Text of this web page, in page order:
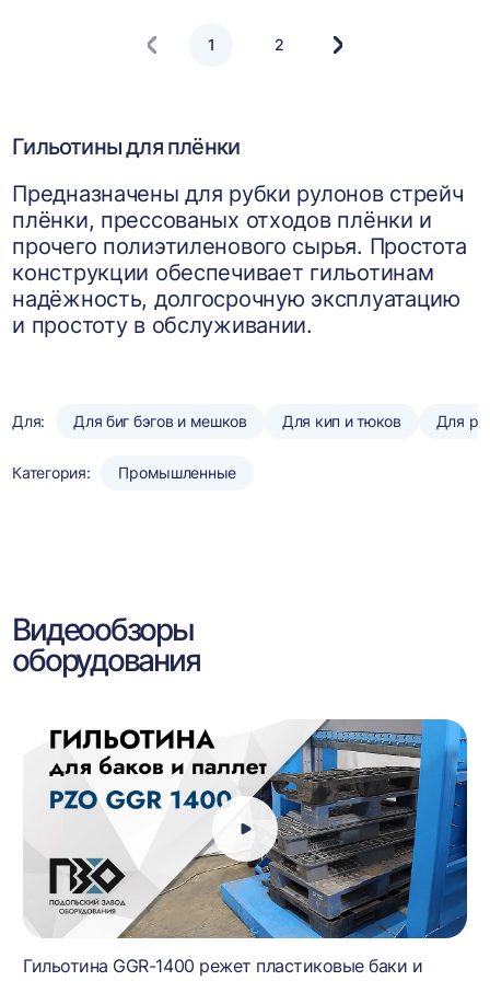
1 2
Следующая
Гильотины для плёнки
Предназначены для рубки рулонов стрейч
плёнки, прессованых отходов плёнки и
прочего полиэтиленового сырья. Простота
конструкции обеспечивает гильотинам
надёжность, долгосрочную эксплуатацию
и простоту в обслуживании.
Для: Для биг бэгов и мешков Для кип и тюков Для
Категория: Промышленные
Видеообзоры
оборудования
Гильотина GGR-1400 режет пластиковые баки и